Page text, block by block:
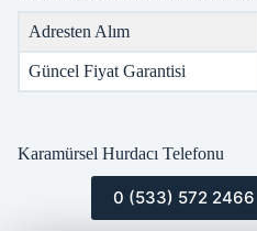
Adresten Alım
Güncel Fiyat Garantisi
Karamürsel Hurdacı Telefonu
0 (533) 572 2466